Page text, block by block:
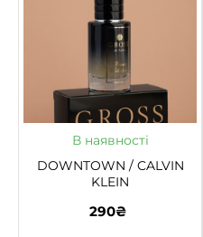
В наявності
DOWNTOWN / CALVIN
KLEIN
290₴